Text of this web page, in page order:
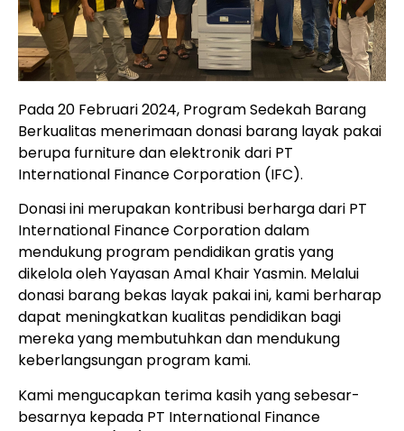
Pada 20 Februari 2024, Program Sedekah Barang
Berkualitas menerimaan donasi barang layak pakai
berupa furniture dan elektronik dari PT
International Finance Corporation (IFC).
Donasi ini merupakan kontribusi berharga dari PT
International Finance Corporation dalam
mendukung program pendidikan gratis yang
dikelola oleh Yayasan Amal Khair Yasmin. Melalui
donasi barang bekas layak pakai ini, kami berharap
dapat meningkatkan kualitas pendidikan bagi
mereka yang membutuhkan dan mendukung
keberlangsungan program kami.
Kami mengucapkan terima kasih yang sebesar-
besarnya kepada PT International Finance